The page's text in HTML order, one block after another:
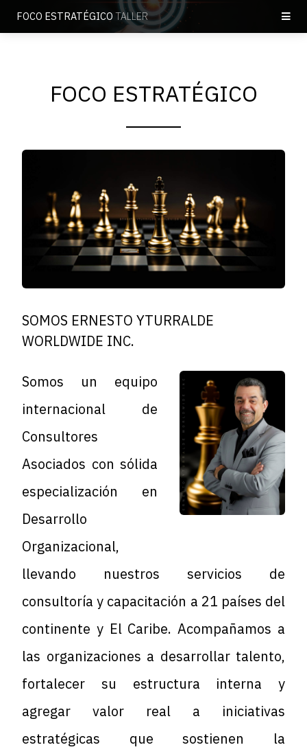
FOCO ESTRATÉGICO TALLER
FOCO ESTRATÉGICO
SOMOS ERNESTO YTURRALDE
WORLDWIDE INC.
Somos un equipo
internacional de
Consultores
Asociados con sólida
especialización en
Desarrollo
Organizacional,
llevando nuestros servicios de
consultoría y capacitación a 21 países del
continente y El Caribe. Acompañamos a
las organizaciones a desarrollar talento,
fortalecer su estructura interna y
agregar valor real a iniciativas
estratégicas que sostienen la